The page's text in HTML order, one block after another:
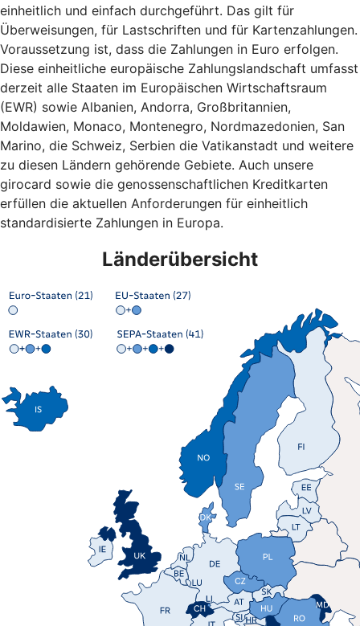
einheitlich und einfach durchgeführt. Das gilt für
Überweisungen, für Lastschriften und für Kartenzahlungen.
Voraussetzung ist, dass die Zahlungen in Euro erfolgen.
Diese einheitliche europäische Zahlungslandschaft umfasst
derzeit alle Staaten im Europäischen Wirtschaftsraum
(EWR) sowie Albanien, Andorra, Großbritannien,
Moldawien, Monaco, Montenegro, Nordmazedonien, San
Marino, die Schweiz, Serbien die Vatikanstadt und weitere
zu diesen Ländern gehörende Gebiete. Auch unsere
girocard sowie die genossenschaftlichen Kreditkarten
erfüllen die aktuellen Anforderungen für einheitlich
standardisierte Zahlungen in Europa.
Länderübersicht